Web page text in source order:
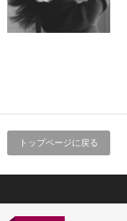
トップページに戻る